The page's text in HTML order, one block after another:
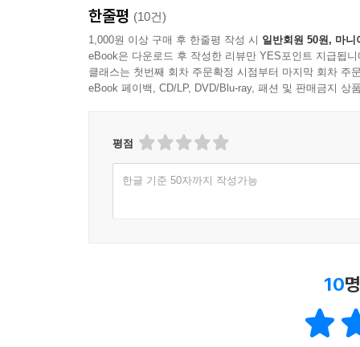
한줄평 (10건)
1,000원 이상 구매 후 한줄평 작성 시 일반회원 50원, 마니
eBook은 다운로드 후 작성한 리뷰만 YES포인트 지급됩니
클래스는 첫번째 회차 주문확정 시점부터 마지막 회차 주
eBook 페이백, CD/LP, DVD/Blu-ray, 패션 및 판매금지 상
평점
한글 기준 50자까지 작성가능
10